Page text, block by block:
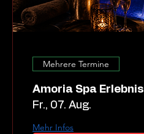
Mehrere Termine
Amoria Spa Erlebnis
Fr., 07. Aug.
Mehr Infos